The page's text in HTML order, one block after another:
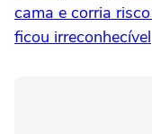
cama e corria
ficou irreconhecível